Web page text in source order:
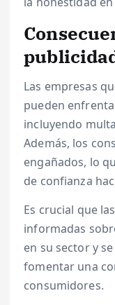
Las empresas
pueden
incluyendo
Además, los
engañados, lo
de confianza
Es crucial que
informadas
en su sector y
fomentar una
consumidores.